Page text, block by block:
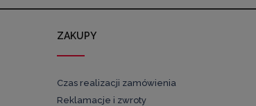
ZAKUPY
Czas realizacji zamówienia
Reklamacje i zwroty